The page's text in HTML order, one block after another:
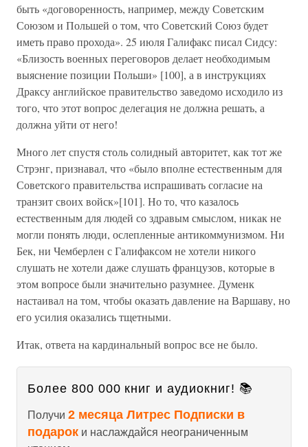
быть «договоренность, например, между Советским
Союзом и Польшей о том, что Советский Союз будет
иметь право прохода». 25 июля Галифакс писал Сидсу:
«Близость военных переговоров делает необходимым
выяснение позиции Польши» [100], а в инструкциях
Драксу английское правительство заведомо исходило из
того, что этот вопрос делегация не должна решать, а
должна уйти от него!
Много лет спустя столь солидный авторитет, как тот же
Стрэнг, признавал, что «было вполне естественным для
Советского правительства испрашивать согласие на
транзит своих войск»[101]. Но то, что казалось
естественным для людей со здравым смыслом, никак не
могли понять люди, ослепленные антикоммунизмом. Ни
Бек, ни Чемберлен с Галифаксом не хотели никого
слушать не хотели даже слушать французов, которые в
этом вопросе были значительно разумнее. Думенк
настаивал на том, чтобы оказать давление на Варшаву, но
его усилия оказались тщетными.
Итак, ответа на кардинальный вопрос все не было.
Более 800 000 книг и аудиокниг! 📚
Получи 2 месяца Литрес Подписки в
подарок и наслаждайся неограниченным